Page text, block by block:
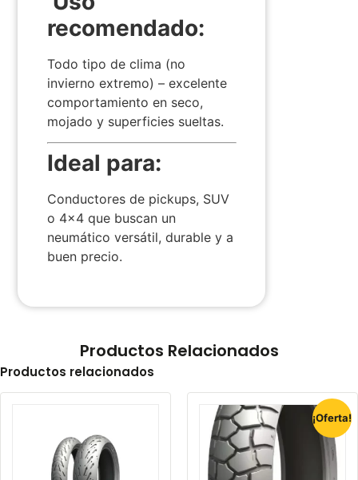
recomendado:
Todo tipo de clima (no
invierno extremo) – excelente
comportamiento en seco,
mojado y superficies sueltas.
Ideal para:
Conductores de pickups, SUV
o 4×4 que buscan un
neumático versátil, durable y a
buen precio.
Productos Relacionados
Productos relacionados
¡Oferta!